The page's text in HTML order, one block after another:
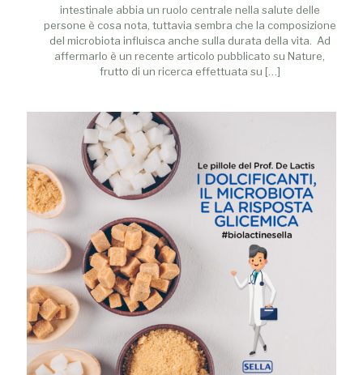
intestinale abbia un ruolo centrale nella salute delle
persone è cosa nota, tuttavia sembra che la composizione
del microbiota influisca anche sulla durata della vita. Ad
affermarlo è un recente articolo pubblicato su Nature,
frutto di un ricerca effettuata su […]